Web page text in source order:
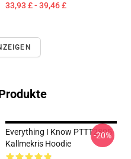
33,93 £ - 39,46 £
Everything I Know PTTT2805
Kallmekris Hoodie
-20%